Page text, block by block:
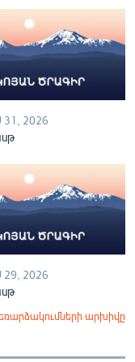
31, 2026
29, 2026
արխիվը